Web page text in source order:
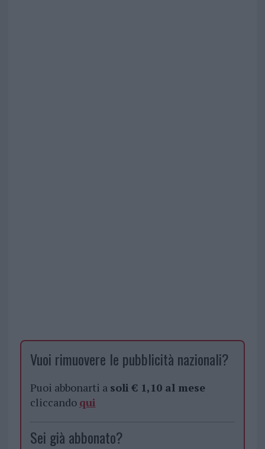
Vuoi rimuovere le pubblicità nazionali?
Puoi abbonarti a soli € 1,10 al mese
cliccando qui
Sei già abbonato?